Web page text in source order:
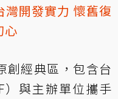
開發實力 懷舊復
心
創經典區，包含台
）與主辦單位攜手